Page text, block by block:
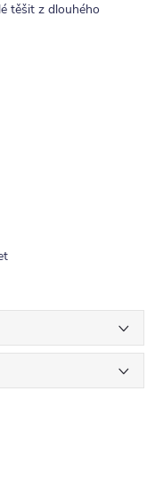
těšit z dlouhého